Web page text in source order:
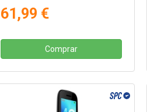
61,99 €
Comprar